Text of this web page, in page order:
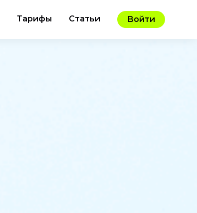
Тарифы Статьи Войти